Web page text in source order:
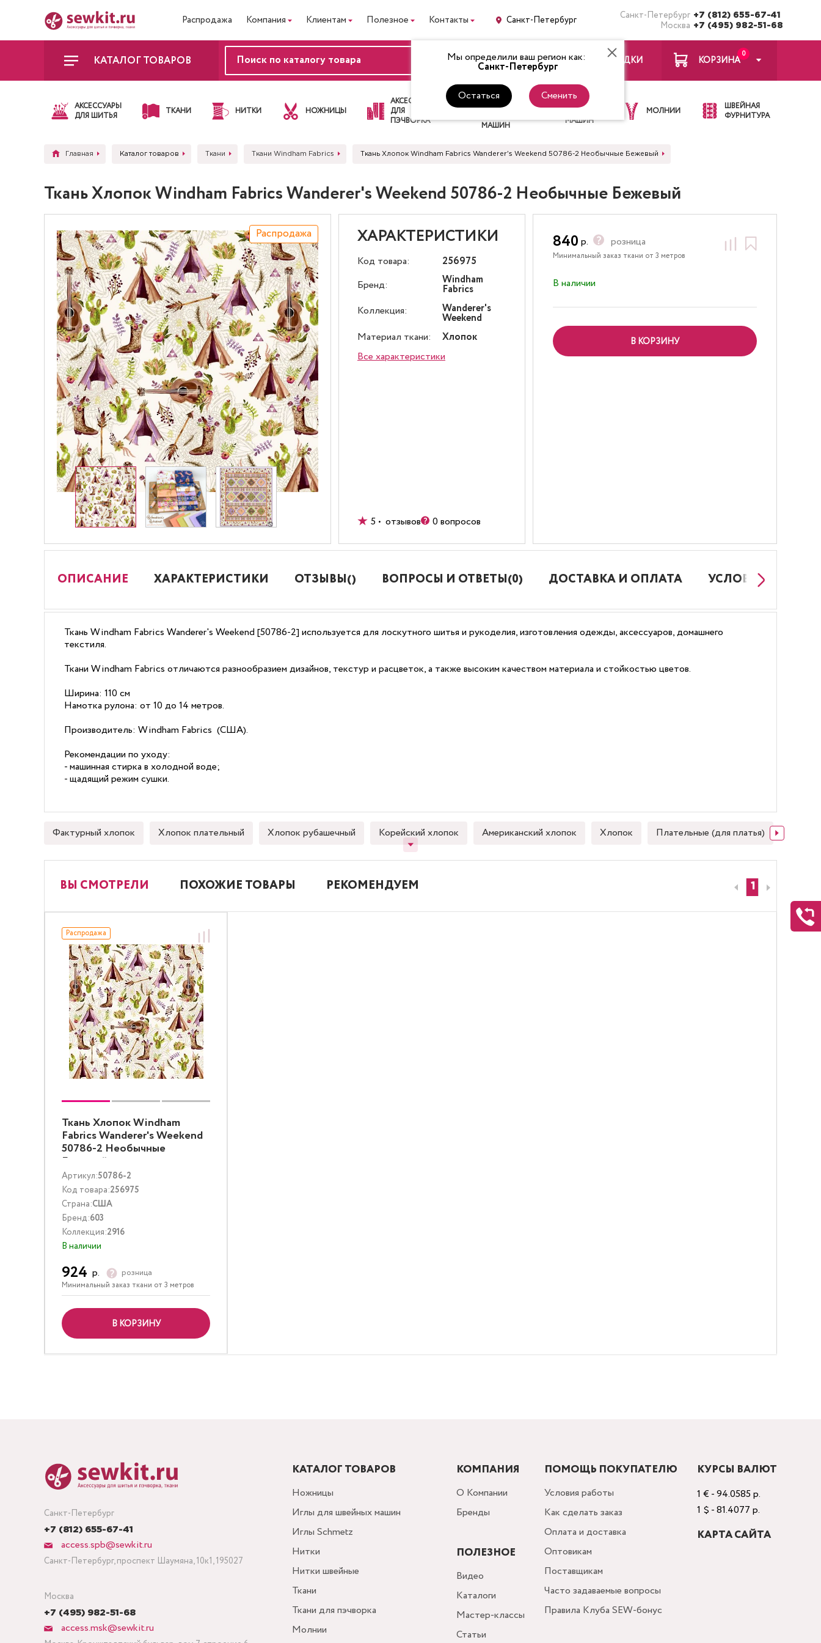
Распродажа Компания Клиентам Полезное Контакты Санкт-Петербург Санкт-Петербург +7 (812) 655-67-41
Москва +7 (495) 982-51-68
Мы определили ваш регион как:
Санкт-Петербург
Остаться Сменить
КАТАЛОГ ТОВАРОВ ВХОД ЗАКЛАДКИ
0
КОРЗИНА
АКСЕССУАРЫ
ДЛЯ ШИТЬЯ
ТКАНИ НИТКИ НОЖНИЦЫ
АКСЕССУАРЫ
ДЛЯ
ПЭЧВОРКА
ЛАПКИ
ДЛЯ
МАШИН
ИГЛЫ ДЛЯ
ШВЕЙНЫХ
МАШИН
МОЛНИИ
ШВЕЙНАЯ
ФУРНИТУРА
Главная Каталог товаров Ткани Ткани Windham Fabrics Ткань Хлопок Windham Fabrics Wanderer's Weekend 50786-2 Необычные Бежевый
Ткань Хлопок Windham Fabrics Wanderer's Weekend 50786-2 Необычные Бежевый
Распродажа ХАРАКТЕРИСТИКИ
Код товара:
256975
Бренд:
Windham
Fabrics
Коллекция:
Wanderer's
Weekend
Материал ткани:
Хлопок
Все характеристики
5 • отзывов 0 вопросов
840 р. розница
Минимальный заказ ткани от 3 метров
В наличии
В КОРЗИНУ
ОПИСАНИЕ ХАРАКТЕРИСТИКИ ОТЗЫВЫ() ВОПРОСЫ И ОТВЕТЫ(0) ДОСТАВКА И ОПЛАТА УСЛОВИЯ РАБОТЫ
Ткань Windham Fabrics Wanderer's Weekend [50786-2] используется для лоскутного шитья и рукоделия, изготовления одежды, аксессуаров, домашнего
текстиля.
Ткани Windham Fabrics отличаются разнообразием дизайнов, текстур и расцветок, а также высоким качеством материала и стойкостью цветов.
Ширина: 110 см
Намотка рулона: от 10 до 14 метров.
Производитель: Windham Fabrics (США).
Рекомендации по уходу:
- машинная стирка в холодной воде;
- щадящий режим сушки.
Фактурный хлопок Хлопок плательный Хлопок рубашечный Корейский хлопок Американский хлопок Хлопок Плательные (для платья)
ВЫ СМОТРЕЛИ ПОХОЖИЕ ТОВАРЫ РЕКОМЕНДУЕМ
Распродажа
Ткань Хлопок Windham
Fabrics Wanderer's Weekend
50786-2 Необычные
Бежевый
Артикул:50786-2
Код товара:256975
Страна:США
Бренд:603
Коллекция:2916
В наличии
924 р. розница
Минимальный заказ ткани от 3 метров
В КОРЗИНУ
1
Санкт-Петербург
+7 (812) 655-67-41
access.spb@sewkit.ru
Санкт-Петербург, проспект Шаумяна, 10к1, 195027
Москва
+7 (495) 982-51-68
access.msk@sewkit.ru
КАТАЛОГ ТОВАРОВ
Ножницы
Иглы для швейных машин
Иглы Schmetz
Нитки
Нитки швейные
Ткани
Ткани для пэчворка
Молнии
КОМПАНИЯ
О Компании
Бренды
ПОЛЕЗНОЕ
Видео
Каталоги
Мастер-классы
Статьи
ПОМОЩЬ ПОКУПАТЕЛЮ
Условия работы
Как сделать заказ
Оплата и доставка
Оптовикам
Поставщикам
Часто задаваемые вопросы
Правила Клуба SEW-бонус
КУРСЫ ВАЛЮТ
1 € - 94.0585 р.
1 $ - 81.4077 р.
КАРТА САЙТА